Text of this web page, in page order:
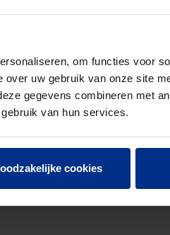
om functies voor
uw gebruik van onze site
gegevens combineren met
van hun services.
cookies